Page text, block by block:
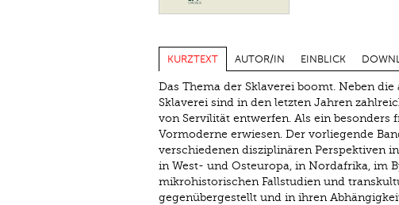
KURZTEXT AUTOR/IN EINBLICK
Das Thema der Sklaverei boomt. Neben
Sklaverei sind in den letzten Jahren
von Servilität entwerfen. Als ein besonders
Vormoderne erwiesen. Der vorliegende
verschiedenen disziplinären Perspektiven
in West- und Osteuropa, in Nordafrika, im
mikrohistorischen Fallstudien und
gegenübergestellt und in ihren